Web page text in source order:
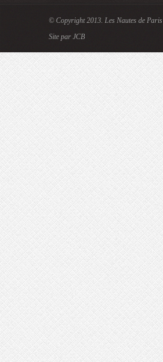
© Copyright 2013. Les Nautes de Paris
Site par JCB